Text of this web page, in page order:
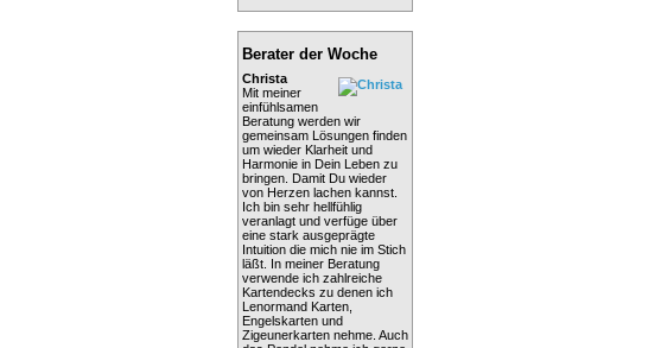
Berater der Woche
Christa
Mit meiner
einfühlsamen
Beratung werden wir
gemeinsam Lösungen finden
um wieder Klarheit und
Harmonie in Dein Leben zu
bringen. Damit Du wieder
von Herzen lachen kannst.
Ich bin sehr hellfühlig
veranlagt und verfüge über
eine stark ausgeprägte
Intuition die mich nie im Stich
läßt. In meiner Beratung
verwende ich zahlreiche
Kartendecks zu denen ich
Lenormand Karten,
Engelskarten und
Zigeunerkarten nehme. Auch